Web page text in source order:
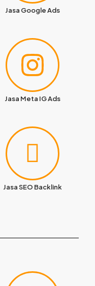
Jasa Google Ads
Jasa Meta IG Ads
Jasa SEO Backlink